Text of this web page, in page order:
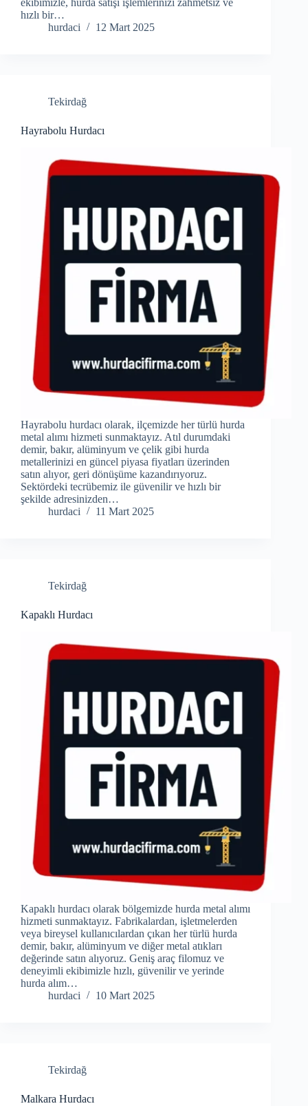
ekibimizle, hurda satışı işlemlerinizi zahmetsiz ve
hızlı bir…
hurdaci
12 Mart 2025
Tekirdağ
Hayrabolu Hurdacı
Hayrabolu hurdacı olarak, ilçemizde her türlü hurda
metal alımı hizmeti sunmaktayız. Atıl durumdaki
demir, bakır, alüminyum ve çelik gibi hurda
metallerinizi en güncel piyasa fiyatları üzerinden
satın alıyor, geri dönüşüme kazandırıyoruz.
Sektördeki tecrübemiz ile güvenilir ve hızlı bir
şekilde adresinizden…
hurdaci
11 Mart 2025
Tekirdağ
Kapaklı Hurdacı
Kapaklı hurdacı olarak bölgemizde hurda metal alımı
hizmeti sunmaktayız. Fabrikalardan, işletmelerden
veya bireysel kullanıcılardan çıkan her türlü hurda
demir, bakır, alüminyum ve diğer metal atıkları
değerinde satın alıyoruz. Geniş araç filomuz ve
deneyimli ekibimizle hızlı, güvenilir ve yerinde
hurda alım…
hurdaci
10 Mart 2025
Tekirdağ
Malkara Hurdacı